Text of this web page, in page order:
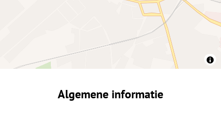
Algemene informatie